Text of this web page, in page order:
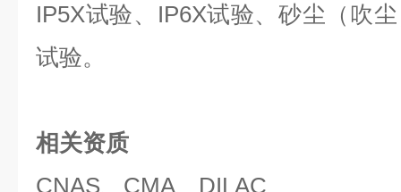
IP5X试验、IP6X试验、砂尘（吹
试验。
相关资质
CNAS、CMA、DILAC